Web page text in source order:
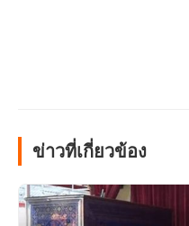
ข่าวที่เกี่ยวข้อง